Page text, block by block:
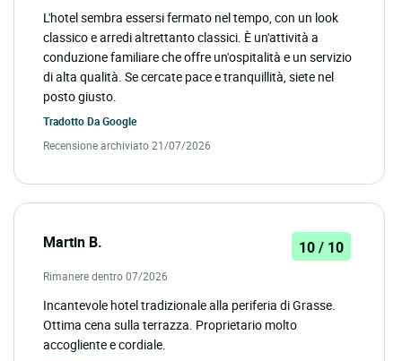
L'hotel sembra essersi fermato nel tempo, con un look
classico e arredi altrettanto classici. È un'attività a
conduzione familiare che offre un'ospitalità e un servizio
di alta qualità. Se cercate pace e tranquillità, siete nel
posto giusto.
Tradotto DaGoogle
Recensione archiviato 21/07/2026
Martin B. 10 / 10
Rimanere dentro 07/2026
Incantevole hotel tradizionale alla periferia di Grasse.
Ottima cena sulla terrazza. Proprietario molto
accogliente e cordiale.